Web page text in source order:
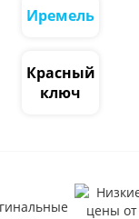
Иремель
Красный
ключ